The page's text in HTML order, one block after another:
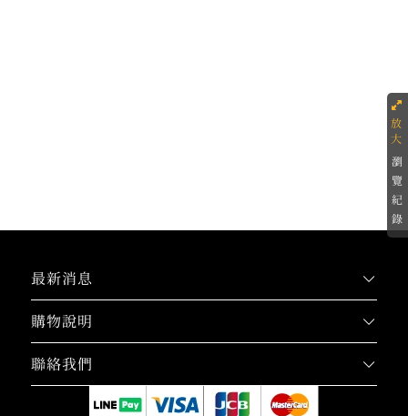
瀏
覽
紀
錄
最新消息
購物說明
聯絡我們